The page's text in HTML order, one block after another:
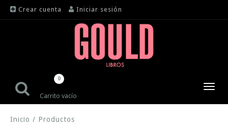
Crear cuenta Iniciar sesión
Carrito vacío
0
Inicio / Productos